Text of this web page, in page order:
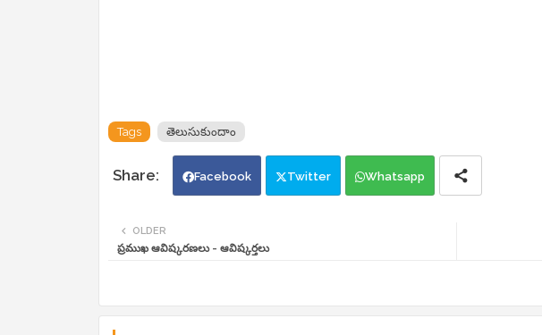
Tags తెలుసుకుందాం
Facebook Twitter Whatsapp
OLDER
ప్రముఖ ఆవిష్కరణలు - ఆవిష్కర్తలు